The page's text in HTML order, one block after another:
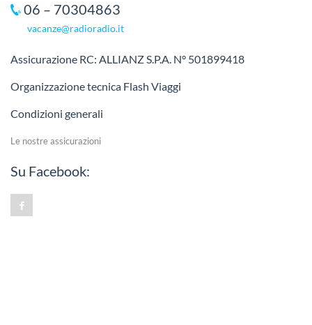
06 – 70304863
vacanze@radioradio.it
Assicurazione RC: ALLIANZ S.P.A. N° 501899418
Organizzazione tecnica Flash Viaggi
Condizioni generali
Le nostre assicurazioni
Su Facebook: